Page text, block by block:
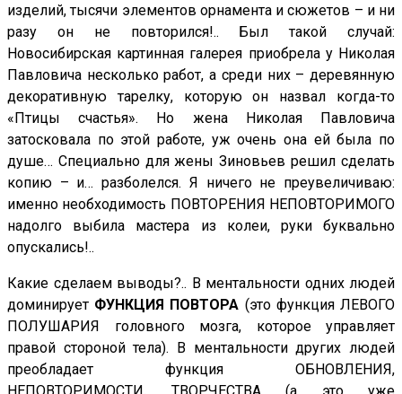
изделий, тысячи элементов орнамента и сюжетов – и ни
разу он не повторился!.. Был такой случай:
Новосибирская картинная галерея приобрела у Николая
Павловича несколько работ, а среди них – деревянную
декоративную тарелку, которую он назвал когда-то
«Птицы счастья». Но жена Николая Павловича
затосковала по этой работе, уж очень она ей была по
душе… Специально для жены Зиновьев решил сделать
копию – и… разболелся. Я ничего не преувеличиваю:
именно необходимость ПОВТОРЕНИЯ НЕПОВТОРИМОГО
надолго выбила мастера из колеи, руки буквально
опускались!..
Какие сделаем выводы?.. В ментальности одних людей
доминирует ФУНКЦИЯ ПОВТОРА (это функция ЛЕВОГО
ПОЛУШАРИЯ головного мозга, которое управляет
правой стороной тела). В ментальности других людей
преобладает функция ОБНОВЛЕНИЯ,